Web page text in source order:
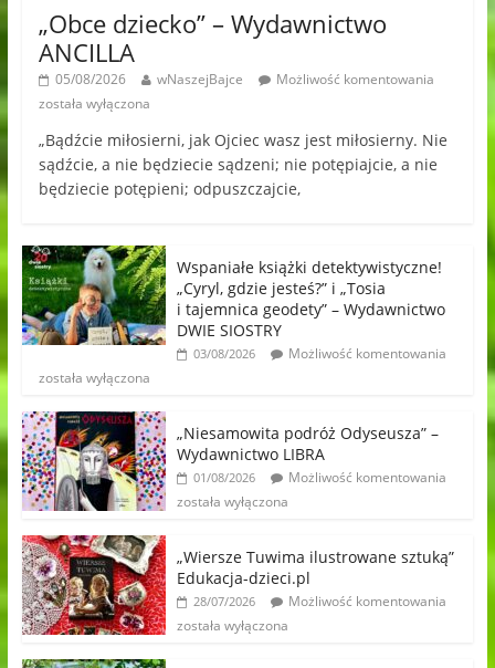
„Obce dziecko” – Wydawnictwo
ANCILLA
05/08/2026 wNaszejBajce
Możliwość komentowania
została wyłączona
„Bądźcie miłosierni, jak Ojciec wasz jest miłosierny. Nie
sądźcie, a nie będziecie sądzeni; nie potępiajcie, a nie
będziecie potępieni; odpuszczajcie,
Wspaniałe książki detektywistyczne!
„Cyryl, gdzie jesteś?” i „Tosia
i tajemnica geodety” – Wydawnictwo
DWIE SIOSTRY
03/08/2026
Możliwość komentowania
została wyłączona
„Niesamowita podróż Odyseusza” –
Wydawnictwo LIBRA
01/08/2026
Możliwość komentowania
została wyłączona
„Wiersze Tuwima ilustrowane sztuką”
Edukacja-dzieci.pl
28/07/2026
Możliwość komentowania
została wyłączona